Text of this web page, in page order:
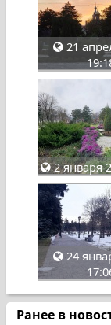
21
2 января
24
Ранее в